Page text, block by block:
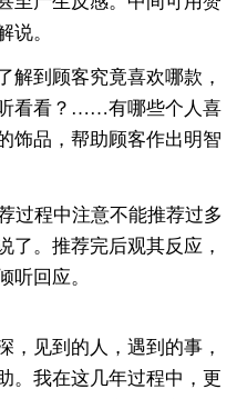
说。
解到顾客究竟喜欢哪款，
看看？……有哪些个人喜
饰品，帮助顾客作出明智
过程中注意不能推荐过多
了。推荐完后观其反应，
听回应。
，见到的人，遇到的事，
。我在这几年过程中，更